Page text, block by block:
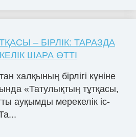
– БІРЛІК: ТАРАЗДА
ШАРА ӨТТІ
халқының бірлігі күніне
«Татулықтың тұтқасы,
ауқымды мерекелік іс-